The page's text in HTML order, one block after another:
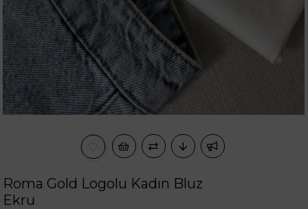
Roma Gold Logolu Kadın Bluz
Ekru